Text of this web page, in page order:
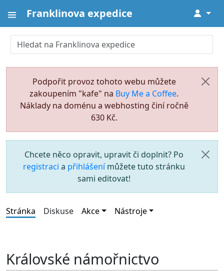
Franklinova expedice ↓
Podpořit provoz tohoto webu můžete
zakoupením "kafe" na Buy Me a Coffee.
Náklady na doménu a webhosting činí ročně
630 Kč.
Chcete něco opravit, upravit či doplnit? Po
registraci a přihlášenímůžete tuto stránku
sami editovat!
Stránka Diskuse Akce Nástroje
Královské námořnictvo